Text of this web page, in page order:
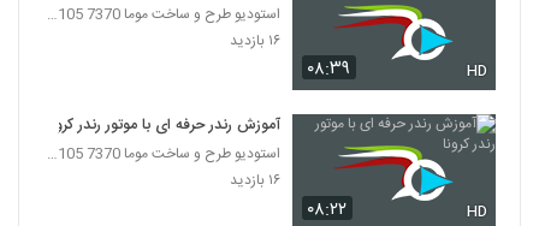
۰۸:۳۹ HD
استودیو طرح و ساخت موما 7370 7105-021
۱۶ بازدید
۰۸:۲۲ HD
آموزش رندر حرفه ای با موتور رندر کرونا
استودیو طرح و ساخت موما 7370 7105-021
۱۶ بازدید